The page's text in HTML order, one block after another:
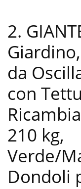
2.
da
con
210 kg,
Verde/
Dondoli